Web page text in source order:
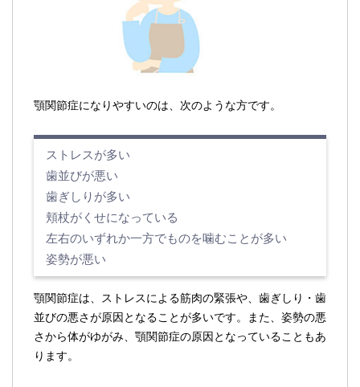
顎関節症になりやすいのは、次のような方です。
ストレスが多い
歯並びが悪い
歯ぎしりが多い
頬杖がくせになっている
左右のいずれか一方でものを噛むことが多い
姿勢が悪い
顎関節症は、ストレスによる筋肉の緊張や、歯ぎしり・歯
並びの悪さが原因となることが多いです。また、姿勢の悪
さから体がゆがみ、顎関節症の原因となっていることもあ
ります。